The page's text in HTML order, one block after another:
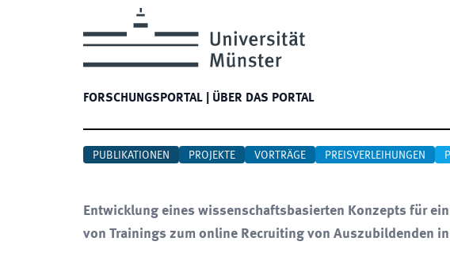
FORSCHUNGSPORTAL ÜBER DAS PORTAL
PUBLIKATIONEN PROJEKTE VORTRÄGE PREISVERLEIHUNGEN
Entwicklung eines wissenschaftsbasierten Konzepts für
von Trainings zum online Recruiting von Auszubildenden